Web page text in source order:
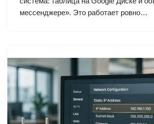
мессенджере». Это работает ровно…